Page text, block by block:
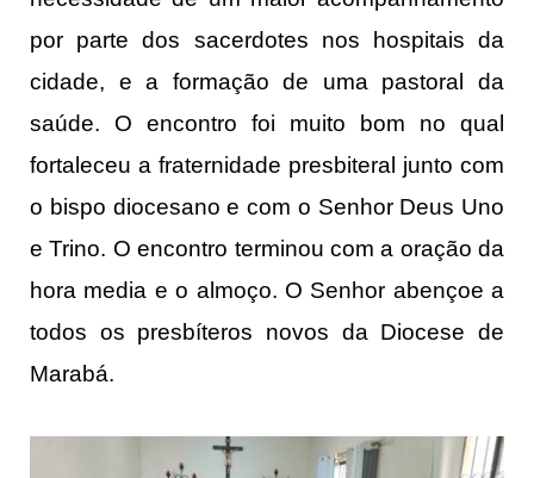
por parte dos sacerdotes nos hospitais da
cidade, e a formação de uma pastoral da
saúde. O encontro foi muito bom no qual
fortaleceu a fraternidade presbiteral junto com
o bispo diocesano e com o Senhor Deus Uno
e Trino. O encontro terminou com a oração da
hora media e o almoço. O Senhor abençoe a
todos os presbíteros novos da Diocese de
Marabá.